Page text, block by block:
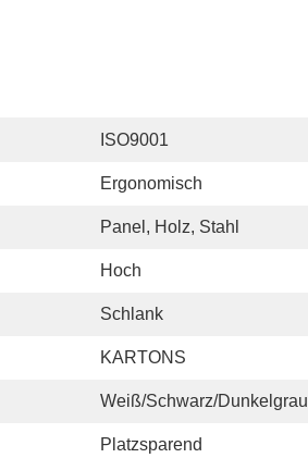
ISO9001
Ergonomisch
Panel, Holz, Stahl
Hoch
Schlank
KARTONS
Weiß/schwarz/dunkelgrau
Platzsparend